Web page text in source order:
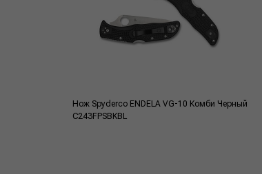
Нож Spyderco ENDELA VG-10 Комби Черный
C243FPSBKBL